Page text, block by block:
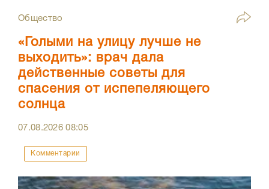
Общество
«Голыми на улицу лучше не
выходить»: врач дала
действенные советы для
спасения от испепеляющего
солнца
07.08.202608:05
Комментарии